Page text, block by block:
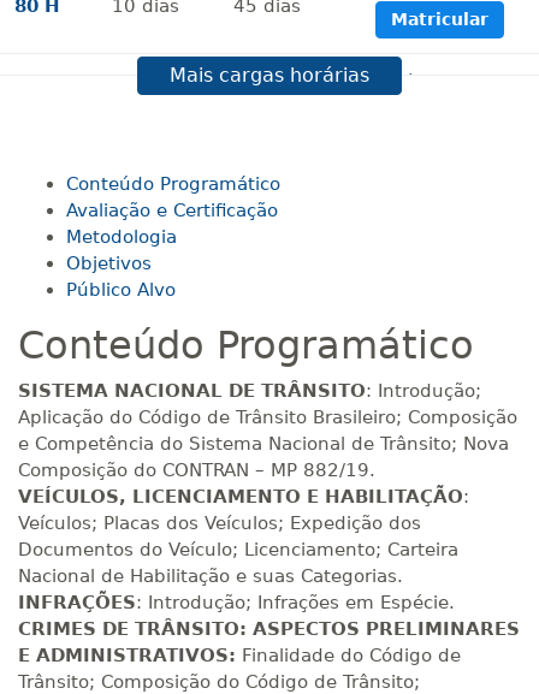
80 H 10 dias 45 dias
Matricular
dias 45dias
R$ 495,69
120 H 15dias 60dias
140 H 18 dias
160 H 20dias 60 dias
R$ 793,10
Matricular
180 H 23dias 90dias
R$ 892,23
Matricular
200 H 25 dias 90dias
R$ 991,36
Matricular
220 H 28 dias 90dias
R$ 1.090,51
Matricular
Mais cargas horárias
Conteúdo Programático
Avaliação e Certificação
Metodologia
Objetivos
Público Alvo
Conteúdo Programático
SISTEMA NACIONAL DE TRÂNSITO: Introdução;
Aplicação do Código de Trânsito Brasileiro; Composição
e Competência do Sistema Nacional de Trânsito; Nova
Composição do CONTRAN – MP 882/19.
VEÍCULOS, LICENCIAMENTO E HABILITAÇÃO:
Veículos; Placas dos Veículos; Expedição dos
Documentos do Veículo; Licenciamento; Carteira
Nacional de Habilitação e suas Categorias.
INFRAÇÕES: Introdução; Infrações em Espécie.
CRIMES DE TRÂNSITO: ASPECTOS PRELIMINARES
E ADMINISTRATIVOS: Finalidade do Código de
Trânsito; Composição do Código de Trânsito;